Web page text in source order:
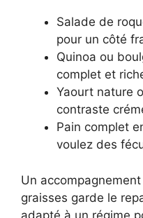
Salade de
pour un côté
Quinoa ou
complet et
Yaourt nature
contraste
Pain complet
voulez des
Un
graisses garde le
adapté à un régime